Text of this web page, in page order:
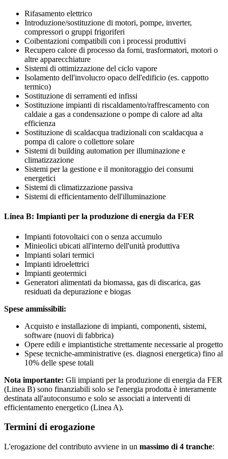
Rifasamento elettrico
Introduzione/sostituzione di motori, pompe, inverter,
compressori o gruppi frigoriferi
Coibentazioni compatibili con i processi produttivi
Recupero calore di processo da forni, trasformatori, motori o
altre apparecchiature
Sistemi di ottimizzazione del ciclo vapore
Isolamento dell'involucro opaco dell'edificio (es. cappotto
termico)
Sostituzione di serramenti ed infissi
Sostituzione impianti di riscaldamento/raffrescamento con
caldaie a gas a condensazione o pompe di calore ad alta
efficienza
Sostituzione di scaldacqua tradizionali con scaldacqua a
pompa di calore o collettore solare
Sistemi di building automation per illuminazione e
climatizzazione
Sistemi per la gestione e il monitoraggio dei consumi
energetici
Sistemi di climatizzazione passiva
Sistemi di efficientamento dell'illuminazione
Linea B: Impianti per la produzione di energia da FER
Impianti fotovoltaici con o senza accumulo
Minieolici ubicati all'interno dell'unità produttiva
Impianti solari termici
Impianti idroelettrici
Impianti geotermici
Generatori alimentati da biomassa, gas di discarica, gas
residuati da depurazione e biogas
Spese ammissibili:
Acquisto e installazione di impianti, componenti, sistemi,
software (nuovi di fabbrica)
Opere edili e impiantistiche strettamente necessarie al progetto
Spese tecniche-amministrative (es. diagnosi energetica) fino al
10% delle spese totali
Nota importante: Gli impianti per la produzione di energia da FER
(Linea B) sono finanziabili solo se l'energia prodotta è interamente
destinata all'autoconsumo e solo se associati a interventi di
efficientamento energetico (Linea A).
Termini di erogazione
L'erogazione del contributo avviene in un massimo di 4 tranche: